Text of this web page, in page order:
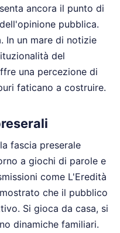
ancora il punto di
pubblica.
In un mare di notizie
del
una percezione di
faticano a costruire.
fascia preserale
a giochi di parole e
come L'Eredità
che il pubblico
Si gioca da casa, si
dinamiche familiari.